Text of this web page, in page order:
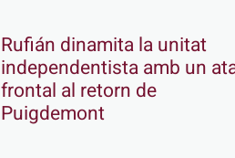
Rufián dinamita la unitat
independentista amb un
frontal al retorn de
Puigdemont